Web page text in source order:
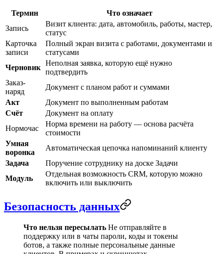
Термин
Что означает
Запись
Визит клиента: дата, автомобиль, работы, мастер,
статус
Карточка
записи
Полный экран визита с работами, документами и
статусами
Черновик
Неполная заявка, которую ещё нужно
подтвердить
Заказ-
наряд
Документ с планом работ и суммами
Акт
Документ по выполненным работам
Счёт
Документ на оплату
Нормочас
Норма времени на работу — основа расчёта
стоимости
Умная
воронка
Автоматическая цепочка напоминаний клиенту
Задача
Поручение сотруднику на доске Задачи
Модуль
Отдельная возможность CRM, которую можно
включить или выключить
Безопасность данных
Что нельзя пересылать Не отправляйте в
поддержку или в чаты пароли, коды и токены
ботов, а также полные персональные данные